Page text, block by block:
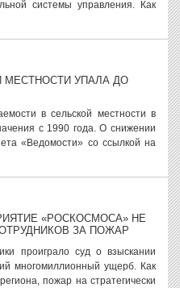
системы управления. Как
УПАЛА ДО
в сельской местности в
с 1990 года. О снижении
«Ведомости» со ссылкой на
«РОСКОСМОСА» НЕ
ЗА ПОЖАР
проиграло суд о взыскании
многомиллионный ущерб. Как
пожар на стратегически